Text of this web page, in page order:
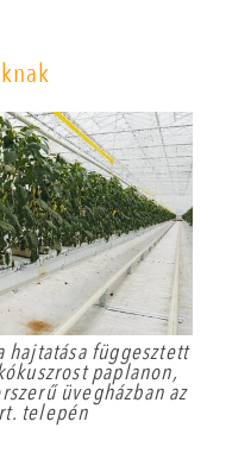
függesztett
paplanon,
üvegházban az
telepén